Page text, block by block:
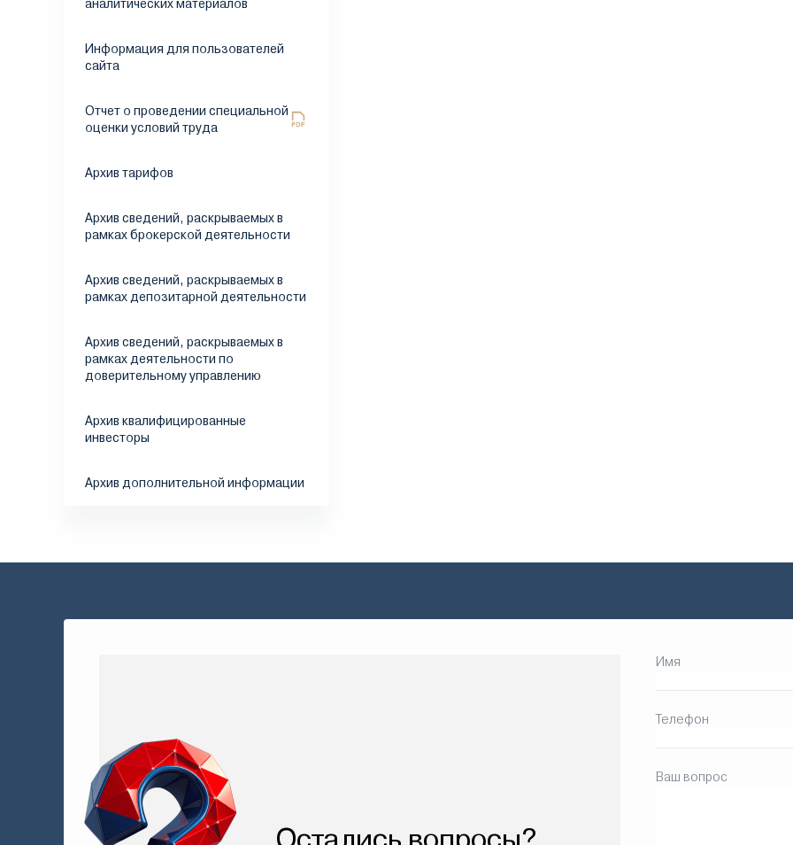
аналитических материалов
Информация для пользователей
сайта
Отчет о проведении специальной
оценки условий труда
Архив тарифов
Архив сведений, раскрываемых в
рамках брокерской деятельности
Архив сведений, раскрываемых в
рамках депозитарной деятельности
Архив сведений, раскрываемых в
рамках деятельности по
доверительному управлению
Архив квалифицированные
инвесторы
Архив дополнительной информации
Имя
Телефон
Ваш вопрос